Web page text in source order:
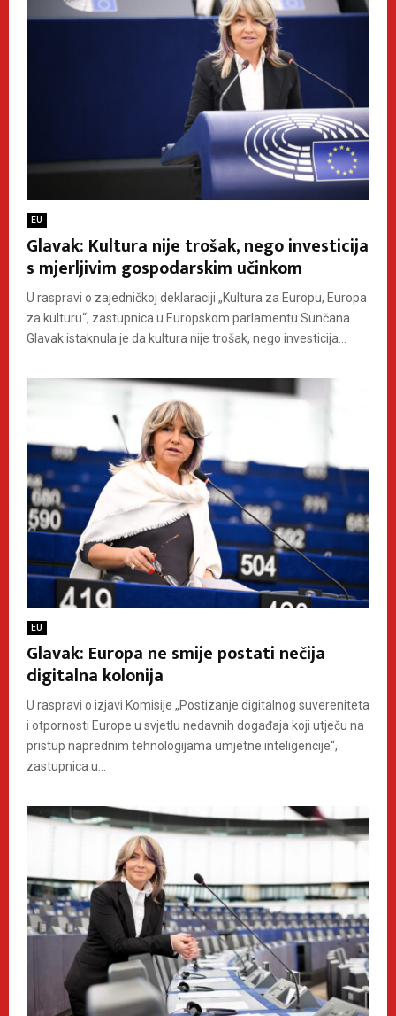
EU
Glavak: Kultura nije trošak, nego investicija
s mjerljivim gospodarskim učinkom
U raspravi o zajedničkoj deklaraciji „Kultura za Europu, Europa
za kulturu“, zastupnica u Europskom parlamentu Sunčana
Glavak istaknula je da kultura nije trošak, nego investicija...
EU
Glavak: Europa ne smije postati nečija
digitalna kolonija
U raspravi o izjavi Komisije „Postizanje digitalnog suvereniteta
i otpornosti Europe u svjetlu nedavnih događaja koji utječu na
pristup naprednim tehnologijama umjetne inteligencije“,
zastupnica u...